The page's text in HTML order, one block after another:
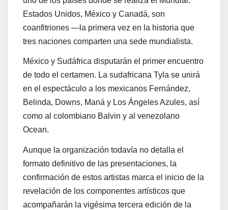
Estados Unidos, México y Canadá, son
coanfitriones —la primera vez en la historia que
tres naciones comparten una sede mundialista.
México y Sudáfrica disputarán el primer encuentro
de todo el certamen. La sudafricana Tyla se unirá
en el espectáculo a los mexicanos Fernández,
Belinda, Downs, Maná y Los Ángeles Azules, así
como al colombiano Balvin y al venezolano
Ocean.
Aunque la organización todavía no detalla el
formato definitivo de las presentaciones, la
confirmación de estos artistas marca el inicio de la
revelación de los componentes artísticos que
acompañarán la vigésima tercera edición de la